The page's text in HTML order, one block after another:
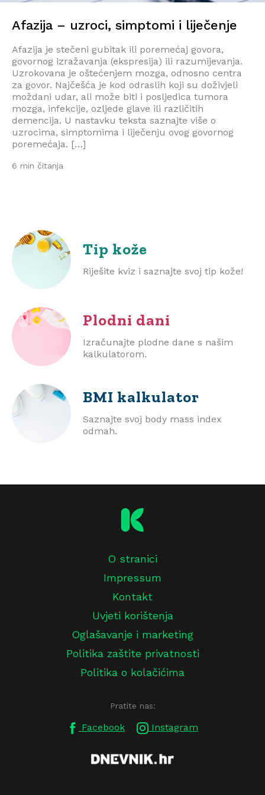
Afazija – uzroci, simptomi i liječenje
Afazija je stečeni gubitak ili poremećaj govora,
govornog izražavanja (ekspresija) ili razumijevanja.
Uzrokovana je oštećenjem mozga, odnosno centra
za govor. Najčešća je kod odraslih koji su doživjeli
moždani udar, ali može biti i posljedica tumora
mozga, infekcije, ozljede glave ili različitih
demencija. U nastavku teksta saznajte više o
uzrocima, simptomima i liječenju ovog govornog
poremećaja. […]
6 min čitanja
Tip kože
Riješite kviz i saznajte svoj tip kože!
Plodni dani
Izračunajte plodne dane s našim
kalkulatorom.
BMI kalkulator
Saznajte svoj body mass index
odmah.
O stranici
Impressum
Kontakt
Uvjeti korištenja
Oglašavanje i marketing
Politika zaštite privatnosti
Politika o kolačićima
Pratite nas:
Facebook Instagram